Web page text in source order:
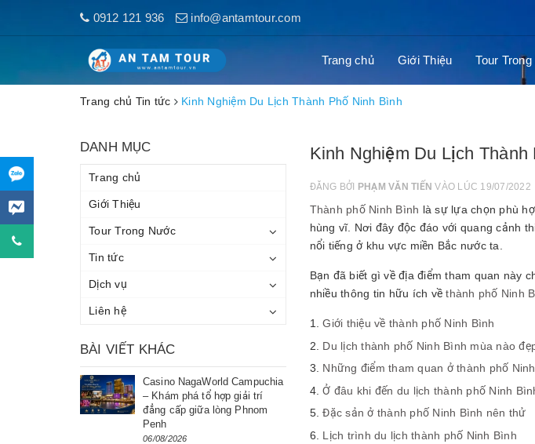
0912 121 936 info@antamtour.com
Trang chủ Giới Thiệu Tour
Trang chủ Tin tức Kinh Nghiệm Du Lịch Thành Phố Ninh Bình
Kinh Nghiệm Du Lịch
ĐĂNG BỞI PHẠM VĂN TIẾN VÀO LÚC 19/07/2022
Thành phố Ninh Bình là sự lựa chọn phù
hùng vĩ. Nơi đây độc đáo với quang cảnh
nổi tiếng ở khu vực miền Bắc nước ta.
Bạn đã biết gì về địa điểm tham quan này
nhiều thông tin hữu ích vềthành phố Ninh
Giới thiệu về thành phố Ninh Bình
Du lịch thành phố Ninh Bình mùa nào
Những điểm tham quan ở thành phố
Ở đâu khi đến du lịch thành phố Ninh
Đặc sản ở thành phố Ninh Bình nên thử
Lịch trình du lịch thành phố Ninh Bình
DANH MỤC
Trang chủ
Giới Thiệu
Tour Trong Nước
Tin tức
Dịch vụ
Liên hệ
BÀI VIẾT KHÁC
Casino NagaWorld Campuchia
– Khám phá tổ hợp giải trí
đẳng cấp giữa lòng Phnom
Penh
06/08/2026